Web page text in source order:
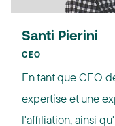
Santi Pierini
CEO
En tant que CEO
expertise et une
l'affiliation, ainsi